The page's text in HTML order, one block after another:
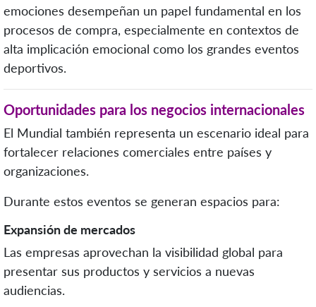
emociones desempeñan un papel fundamental en los
procesos de compra, especialmente en contextos de
alta implicación emocional como los grandes eventos
deportivos.
Oportunidades para los negocios internacionales
El Mundial también representa un escenario ideal para
fortalecer relaciones comerciales entre países y
organizaciones.
Durante estos eventos se generan espacios para:
Expansión de mercados
Las empresas aprovechan la visibilidad global para
presentar sus productos y servicios a nuevas
audiencias.